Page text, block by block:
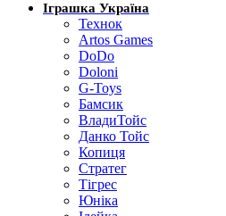
Іграшка Україна
Технок
Artos Games
DoDo
Doloni
G-Toys
Бамсик
ВладиТойс
Данко Тойс
Копиця
Стратег
Тігрес
Юніка